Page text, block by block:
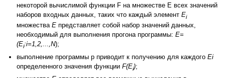
некоторой вычислимой функции F на множестве E всех значений
наборов входных данных, таких что каждый элемент Ei
множества E представляет собой набор значений данных,
необходимый для выполнения прогона программы: E=
(Ei:i=1,2,...,N);
выполнение программы p приводит к получению для каждого Ei
определенного значения функции F(Ei);